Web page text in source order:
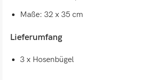
Maße: 32 x 35 cm
Lieferumfang
3 x Hosenbügel